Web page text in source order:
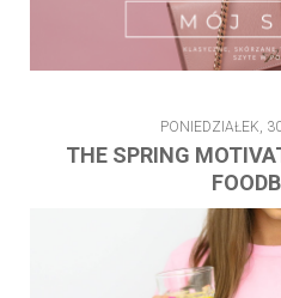
PONIEDZIAŁEK,
THE SPRING